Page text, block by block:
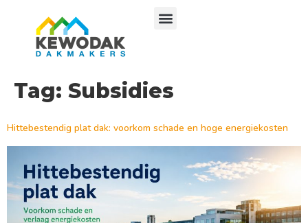
Tag: Subsidies
Hittebestendig plat dak: voorkom schade en hoge energiekosten